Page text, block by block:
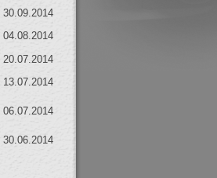
30.09.2014
04.08.2014
20.07.2014
13.07.2014
06.07.2014
30.06.2014